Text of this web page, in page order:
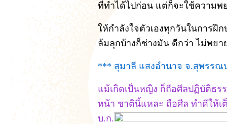
ที่ทำได้ไปก่อน แต่ก็จะใช้ความพ
ให้กำลังใจตัวเองทุกวันในการฝึ
ล้มลุกบ้างก็ช่างมัน ดีกว่า ไม่พยา
*** สุมาลี แสงอำนาจ จ.สุพรรณ
แม้เกิดเป็นหญิง ก็ถือศีลปฏิบัติธร
หน้า ชาตินี้แหละ ถือศีล ทำดีให้เ
บ.ก.